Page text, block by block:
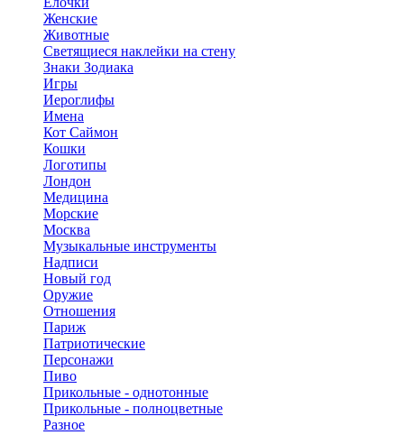
Женские
Животные
Светящиеся наклейки на стену
Знаки Зодиака
Игры
Иероглифы
Имена
Кот Саймон
Кошки
Логотипы
Лондон
Медицина
Морские
Москва
Музыкальные инструменты
Надписи
Новый год
Оружие
Отношения
Париж
Патриотические
Персонажи
Пиво
Прикольные - однотонные
Прикольные - полноцветные
Разное